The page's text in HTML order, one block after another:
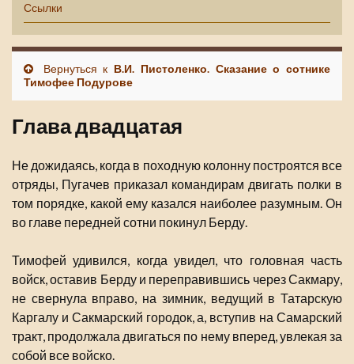
Ссылки
Вернуться к В.И. Пистоленко. Сказание о сотнике
Тимофее Подурове
Глава двадцатая
Не дожидаясь, когда в походную колонну построятся все
отряды, Пугачев приказал командирам двигать полки в
том порядке, какой ему казался наиболее разумным. Он
во главе передней сотни покинул Берду.
Тимофей удивился, когда увидел, что головная часть
войск, оставив Берду и переправившись через Сакмару,
не свернула вправо, на зимник, ведущий в Татарскую
Каргалу и Сакмарский городок, а, вступив на Самарский
тракт, продолжала двигаться по нему вперед, увлекая за
собой все войско.